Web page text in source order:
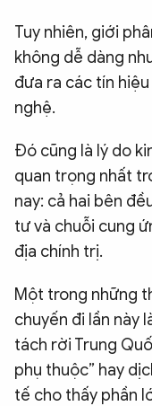
Tuy nhiên, giới
không dễ dàng
đưa ra các tín
nghệ.
Đó cũng là lý do
quan trọng nhất
nay: cả hai bên
tư và chuỗi cung
địa chính trị.
Một trong những
chuyến đi lần này
tách rời Trung
phụ thuộc” hay
tế cho thấy phần